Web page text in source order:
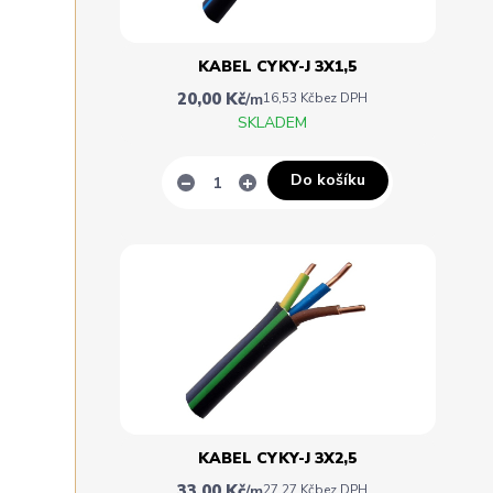
KABEL CYKY-J 3X1,5
20,00 Kč/m16,53 Kčbez DPH
SKLADEM
Do košíku
KABEL CYKY-J 3X2,5